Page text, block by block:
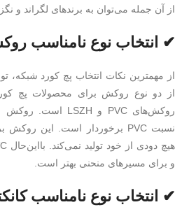
از آن جمله می‌توان به برندهای لگراند و
✔ انتخاب نوع نامناسب
از مهمترین نکات انتخاب پچ کورد
از دو نوع روکش برای محصولات پچ
و برای مسیرهای منحنی بهتر است.
✔ انتخاب نوع نامناسب